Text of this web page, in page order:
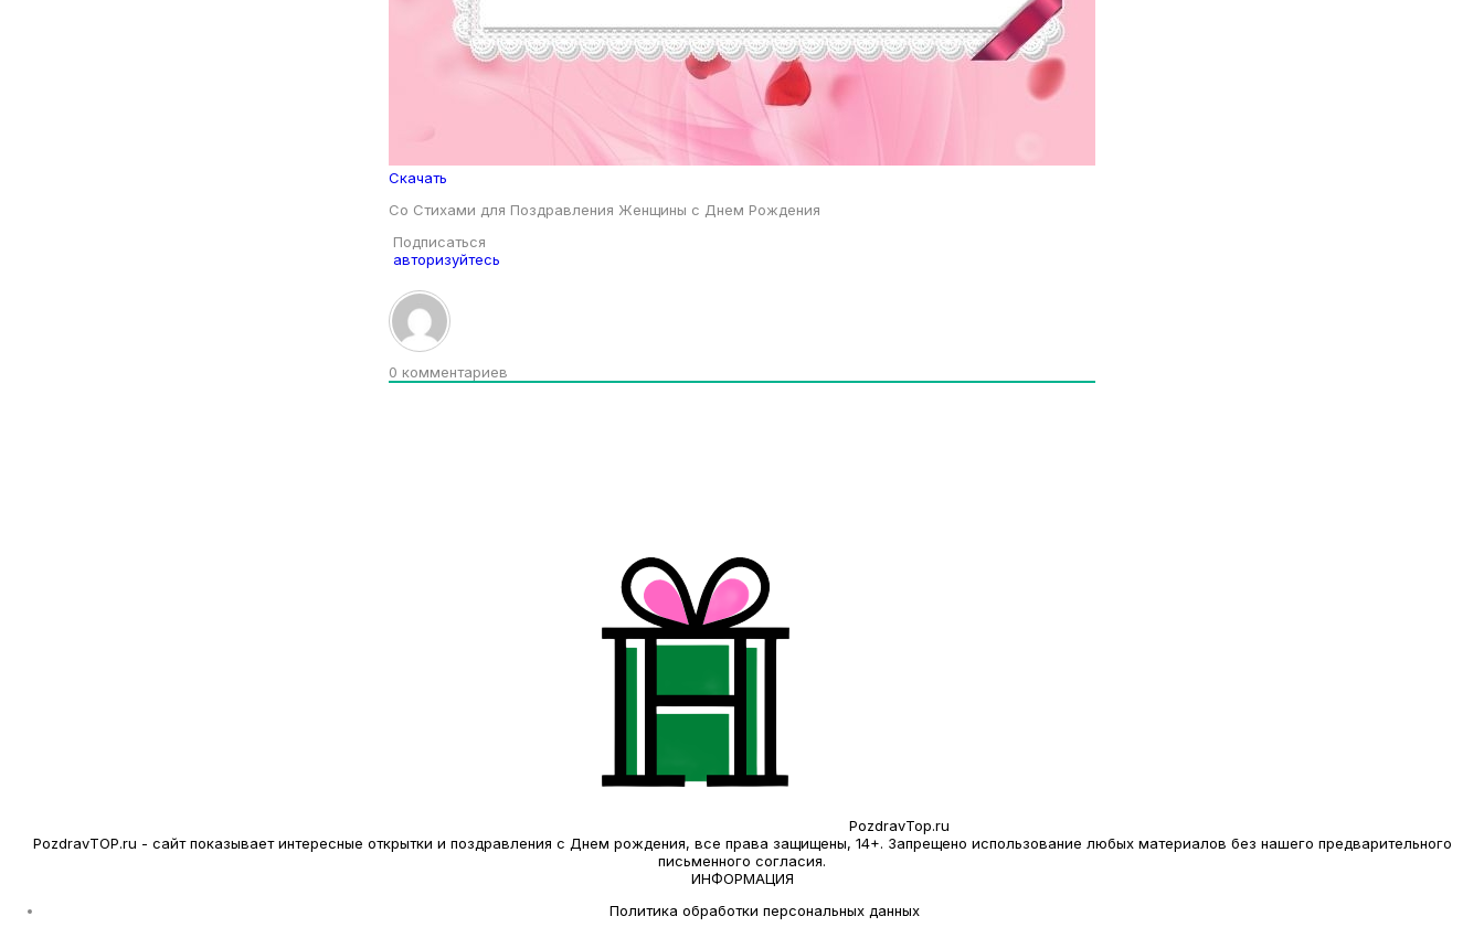
Скачать
Со Стихами для Поздравления Женщины с Днем Рождения
Подписаться
авторизуйтесь
0 комментариев
PozdravTop.ru
PozdravTOP.ru - сайт показывает интересные открытки и поздравления с Днем рождения, все права защищены, 14+. Запрещено использование любых материалов без нашего предварительного
письменного согласия.
ИНФОРМАЦИЯ
Политика обработки персональных данных